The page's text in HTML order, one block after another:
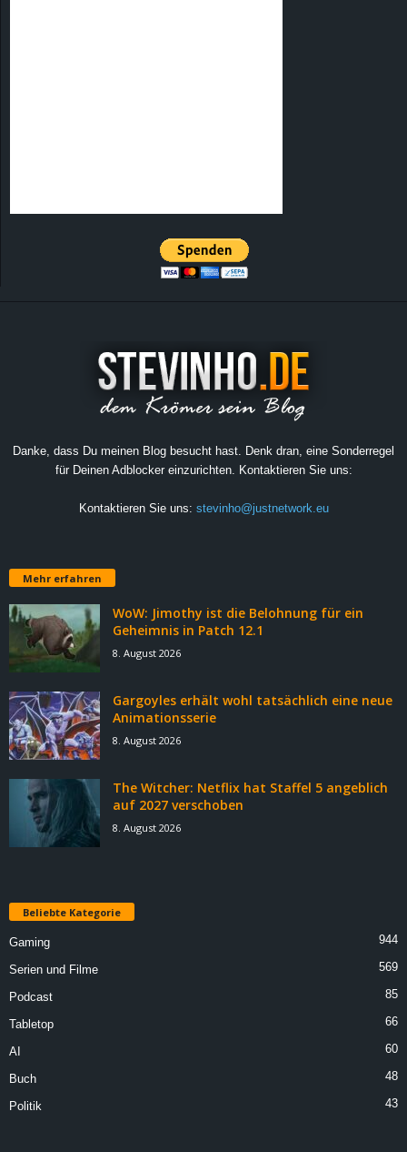
Danke, dass Du meinen Blog besucht hast. Denk dran, eine Sonderregel
für Deinen Adblocker einzurichten. Kontaktieren Sie uns:
Kontaktieren Sie uns: stevinho@justnetwork.eu
Mehr erfahren
WoW: Jimothy ist die Belohnung für ein
Geheimnis in Patch 12.1
8. August 2026
Gargoyles erhält wohl tatsächlich eine neue
Animationsserie
8. August 2026
The Witcher: Netflix hat Staffel 5 angeblich
auf 2027 verschoben
8. August 2026
Beliebte Kategorie
Gaming 944
Serien und Filme 569
Podcast 85
Tabletop 66
AI 60
Buch 48
Politik 43